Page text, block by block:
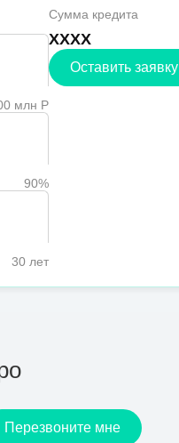
млн Р
90%
30 лет
Сумма кредита
XXXX
Оставить заявку
Перезвоните мне